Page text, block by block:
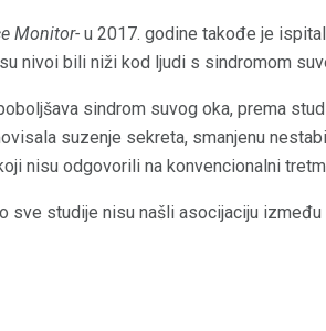
Monitor- u 2017. godine takođe je
nivoi bili niži kod ljudi s sindromom
sindrom suvog oka, prema
suzenje sekreta, smanjenu
nisu odgovorili na konvencionalni
sve studije nisu našli asocijaciju